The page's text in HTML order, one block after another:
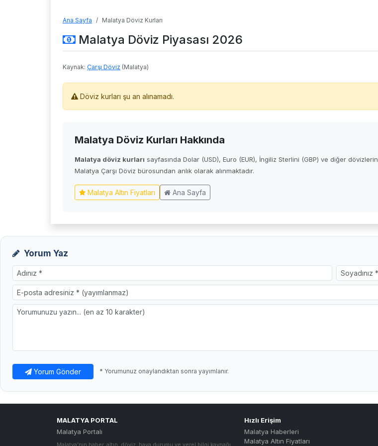
Ana Sayfa Malatya Döviz Kurları
Malatya Döviz Piyasası 2026
Kaynak: Çarşı Döviz (Malatya)
Döviz kurları şu an alınamadı.
Malatya Döviz Kurları Hakkında
Malatya döviz kurları sayfasında Dolar (USD), Euro (EUR), İngiliz Sterlini (GBP) ve diğer dövizlerin
Malatya Çarşı Döviz bürosundan anlık olarak alınmaktadır.
Malatya Altın Fiyatları Ana Sayfa
Yorum Yaz
Yorum Gönder * Yorumunuz onaylandıktan sonra yayımlanır.
MALATYA PORTAL
Malatya Portalı
Malatya'nın haber, altın, döviz, hava durumu ve yerel bilgi kaynağı.
Hızlı Erişim
Malatya Haberleri
Malatya Altın Fiyatları